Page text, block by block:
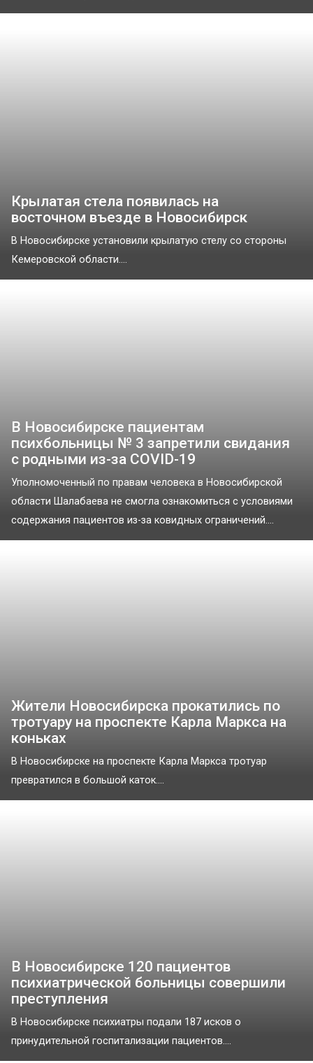
Крылатая стела появилась на
восточном въезде в Новосибирск
В Новосибирске установили крылатую стелу со стороны
Кемеровской области....
В Новосибирске пациентам
психбольницы № 3 запретили свидания
с родными из-за COVID-19
Уполномоченный по правам человека в Новосибирской
области Шалабаева не смогла ознакомиться с условиями
содержания пациентов из-за ковидных ограничений....
Жители Новосибирска прокатились по
тротуару на проспекте Карла Маркса на
коньках
В Новосибирске на проспекте Карла Маркса тротуар
превратился в большой каток....
В Новосибирске 120 пациентов
психиатрической больницы совершили
преступления
В Новосибирске психиатры подали 187 исков о
принудительной госпитализации пациентов....